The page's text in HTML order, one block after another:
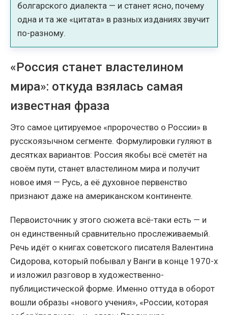
болгарского диалекта — и станет ясно, почему
одна и та же «цитата» в разных изданиях звучит
по-разному.
«Россия станет властелином
мира»: откуда взялась самая
известная фраза
Это самое цитируемое «пророчество о России» в
русскоязычном сегменте. Формулировки гуляют в
десятках вариантов: Россия якобы всё сметёт на
своём пути, станет властелином мира и получит
новое имя — Русь, а её духовное первенство
признают даже на американском континенте.
Первоисточник у этого сюжета всё-таки есть — и
он единственный сравнительно прослеживаемый.
Речь идёт о книгах советского писателя Валентина
Сидорова, который побывал у Ванги в конце 1970-х
и изложил разговор в художественно-
публицистической форме. Именно оттуда в оборот
вошли образы «нового учения», «России, которая